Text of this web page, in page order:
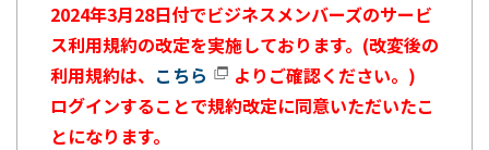
2024年3月28日付でビジネスメンバーズのサービ
ス利用規約の改定を実施しております。(改変後の
利用規約は、 こちら
よりご確認ください。)
ログインすることで規約改定に同意いただいたこ
とになります。